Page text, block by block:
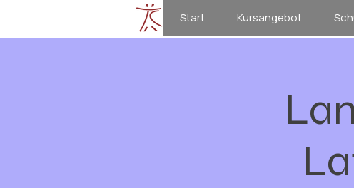
Start Kursangebot